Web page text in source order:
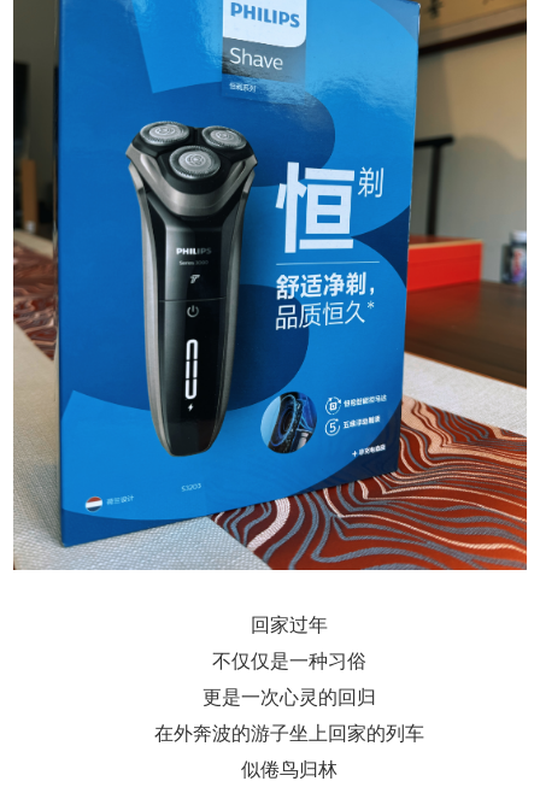
回家过年
不仅仅是一种习俗
更是一次心灵的回归
在外奔波的游子坐上回家的列车
似倦鸟归林